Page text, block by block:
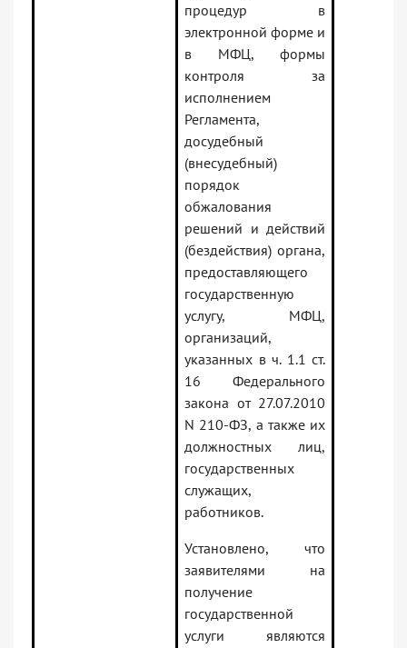
процедур в
электронной форме и
в МФЦ, формы
контроля за
исполнением
Регламента,
досудебный
(внесудебный)
порядок
обжалования
решений и действий
(бездействия) органа,
предоставляющего
государственную
услугу, МФЦ,
организаций,
указанных в ч. 1.1 ст.
16 Федерального
закона от 27.07.2010
N 210-ФЗ, а также их
должностных лиц,
государственных
служащих,
работников.
Установлено, что
заявителями на
получение
государственной
услуги являются